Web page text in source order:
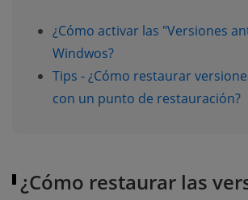
¿Cómo activar las "Versiones
Windwos?
Tips - ¿Cómo restaurar
con un punto de restauración?
¿Cómo restaurar las